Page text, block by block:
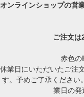
オンラインショップの営
ご注文は
赤色の
休業日にいただいたご注
す。予めご了承くださ
業日の発